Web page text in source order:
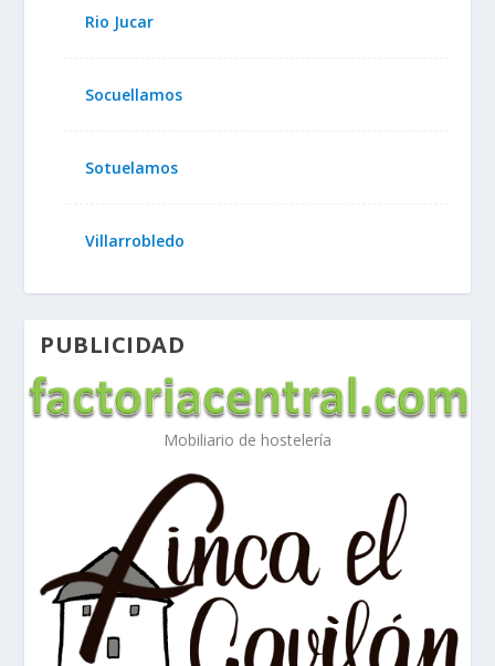
Rio Jucar
Socuellamos
Sotuelamos
Villarrobledo
PUBLICIDAD
Mobiliario de hostelería